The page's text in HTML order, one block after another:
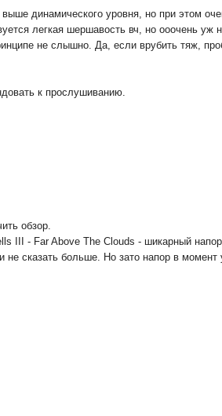
динамического уровня, но при этом
легкая шершавость вч, но ооочень
не слышно. Да, если врубить тяж,
к прослушиванию.
обзор.
III - Far Above The Clouds - шикарный
не сказать больше. Но зато напор в